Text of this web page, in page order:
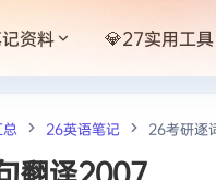
资料 💎27实用工具
26英语笔记 26考研逐